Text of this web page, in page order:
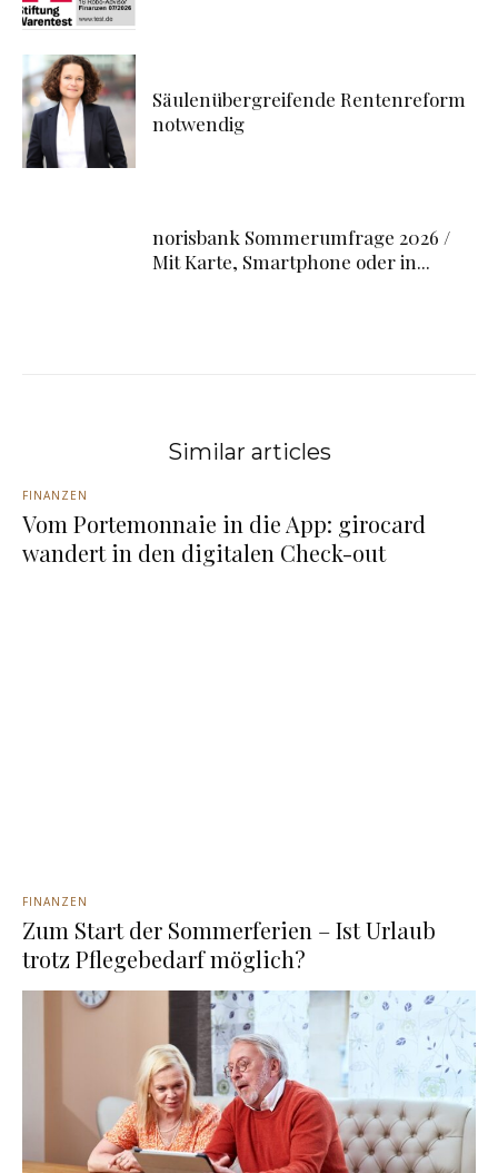
Säulenübergreifende Rentenreform
notwendig
norisbank Sommerumfrage 2026 /
Mit Karte, Smartphone oder in...
Similar articles
FINANZEN
Vom Portemonnaie in die App: girocard
wandert in den digitalen Check-out
FINANZEN
Zum Start der Sommerferien – Ist Urlaub
trotz Pflegebedarf möglich?